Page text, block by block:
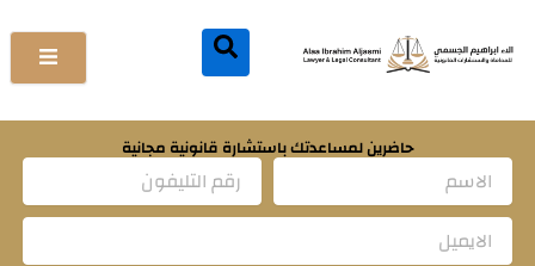
إلى
المحتوى
حاضرين لمساعدتك باستشارة قانونية مجانية